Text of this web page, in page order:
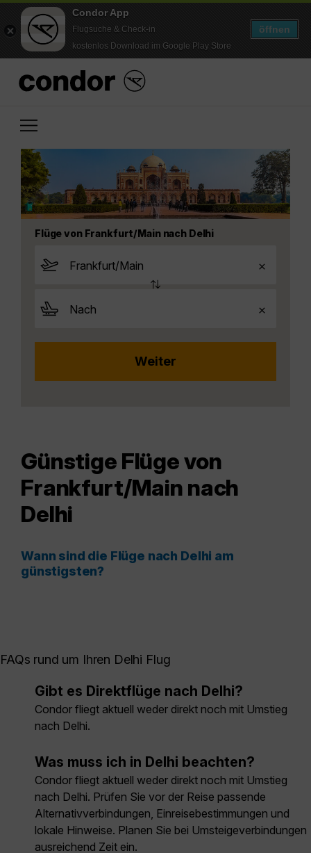
Condor App
Flugsuche & Check-in
kostenlos Download im Google Play Store
öffnen
Flüge von Frankfurt/Main nach Delhi
Günstige Flüge von
Frankfurt/Main nach
Delhi
Wann sind die Flüge nach Delhi am
günstigsten?
FAQs rund um Ihren Delhi Flug
Gibt es Direktflüge nach Delhi?
Condor fliegt aktuell weder direkt noch mit Umstieg
nach Delhi.
Was muss ich in Delhi beachten?
Condor fliegt aktuell weder direkt noch mit Umstieg
nach Delhi. Prüfen Sie vor der Reise passende
Alternativverbindungen, Einreisebestimmungen und
lokale Hinweise. Planen Sie bei Umsteigeverbindungen
ausreichend Zeit ein.